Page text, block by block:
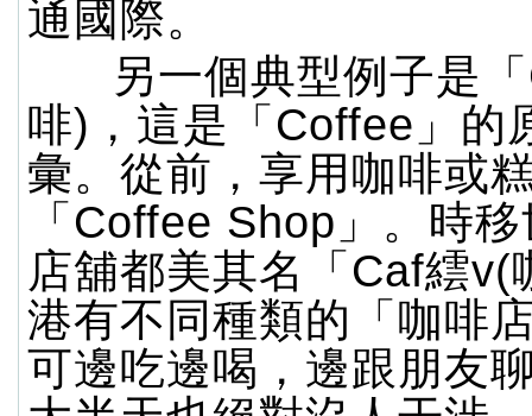
通國際。
另一個典型例子是
啡)，這是「Coffee」的
彙。從前，享用咖啡或
「Coffee Shop」。時
店舖都美其名「Caf繧v(
港有不同種類的「咖啡
可邊吃邊喝，邊跟朋友